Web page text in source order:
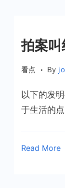
拍案叫
看点 By
以下的发
于生活的
Read More